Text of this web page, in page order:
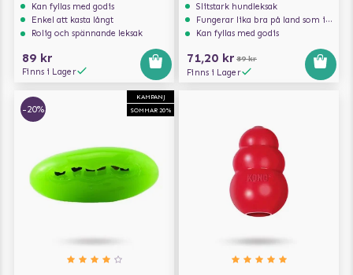
Kan fyllas med godis
Enkel att kasta långt
Rolig och spännande leksak
89 kr
Finns i Lager
Slitstark hundleksak
Fungerar lika bra på land som i vatten
Kan fyllas med godis
71,20 kr 89 kr
Finns i Lager
KAMPANJ
SOMMAR 20%
-20%